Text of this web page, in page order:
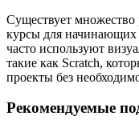
Существует
курсы для начинающих
часто используют
такие как Scratch,
проекты без
Рекомендуемые